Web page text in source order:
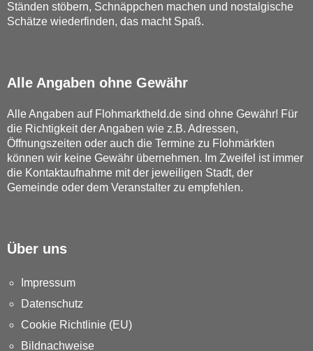
Ständen stöbern, Schnäppchen machen und nostalgische
Schätze wiederfinden, das macht Spaß.
Alle Angaben ohne Gewähr
Alle Angaben auf Flohmarktheld.de sind ohne Gewähr! Für
die Richtigkeit der Angaben wie z.B. Adressen,
Öffnungszeiten oder auch die Termine zu Flohmärkten
können wir keine Gewähr übernehmen. Im Zweifel ist immer
die Kontaktaufnahme mit der jeweiligen Stadt, der
Gemeinde oder dem Veranstalter zu empfehlen.
Über uns
Impressum
Datenschutz
Cookie Richtlinie (EU)
Bildnachweise